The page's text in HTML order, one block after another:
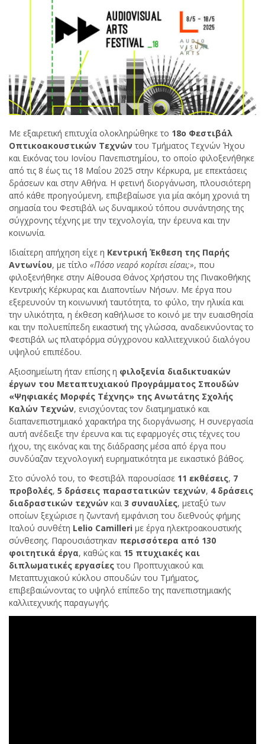
Με εξαιρετική επιτυχία ολοκληρώθηκε το 18ο Φεστιβάλ
Οπτικοακουστικών Τεχνών του Τμήματος Τεχνών Ήχου
και Εικόνας του Ιονίου Πανεπιστημίου, το οποίο φιλοξενήθηκε
από τις 8 έως τις 18 Μαΐου 2025 στην Κέρκυρα, με επεκτάσεις
δράσεων και στην Αθήνα. Η φετινή διοργάνωση, πλουσιότερη
από κάθε προηγούμενη, επιβεβαίωσε για μία ακόμη χρονιά τη
σημασία του Φεστιβάλ ως δυναμικού τόπου συνάντησης της
σύγχρονης τέχνης με την τεχνολογία, την έρευνα και την
κοινωνία.
Ιδιαίτερη απήχηση είχε η Κεντρική Έκθεση της Παρής
Αντωνίου, με τίτλο «Πόσο νεαρό κορίτσι είσαι;», που
φιλοξενήθηκε στην Αίθουσα Θάνος Χρήστου της Πινακοθήκης
Κεντρικής Κέρκυρας και Διαποντίων Νήσων. Με έργα που
εξερευνούν τη κοινωνική ταυτότητα, το φύλο, την ηλικία και
την υλικότητα, η έκθεση καθήλωσε το κοινό με την ευαισθησία
και την πολυεπίπεδη εικαστική της γλώσσα, αναδεικνύοντας το
Φεστιβάλ ως πλατφόρμα σύγχρονου καλλιτεχνικού διαλόγου
υψηλού επιπέδου.
Αξιοσημείωτη ήταν επίσης η φιλοξενία διαδικτυακών
έργων του Μεταπτυχιακού Προγράμματος Σπουδών
«Ψηφιακές Μορφές Τέχνης» της Ανωτάτης Σχολής
Καλών Τεχνών, ενισχύοντας τον διατμηματικό και
διαπανεπιστημιακό χαρακτήρα της διοργάνωσης. Η συνεργασία
αυτή ανέδειξε την έρευνα και τις εφαρμογές στις τέχνες του
ήχου, της εικόνας και της διάδρασης μέσα από έργα που
συνδύαζαν τεχνολογική ευρηματικότητα με εικαστικό βάθος.
Στο σύνολό του, το Φεστιβάλ παρουσίασε 11 εκθέσεις, 7
προβολές, 5 δράσεις παραστατικών τεχνών, 4 δράσεις
διαδραστικών τεχνών και3 συναυλίες, μεταξύ των
οποίων ξεχώρισε η ζωντανή εμφάνιση του διεθνούς φήμης
Ιταλού συνθέτη Lelio Camilleri με έργα ηλεκτροακουστικής
σύνθεσης. Παρουσιάστηκαν περισσότερα από 130
φοιτητικά έργα, καθώς και 15 πτυχιακές και
διπλωματικές εργασίες του Προπτυχιακού και
Μεταπτυχιακού κύκλου σπουδών του Τμήματος,
επιβεβαιώνοντας το υψηλό επίπεδο της πανεπιστημιακής
καλλιτεχνικής παραγωγής.